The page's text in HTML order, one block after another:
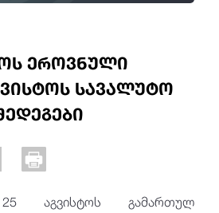
ეროვნული
სავალუტო
აგვისტოს გამართულ